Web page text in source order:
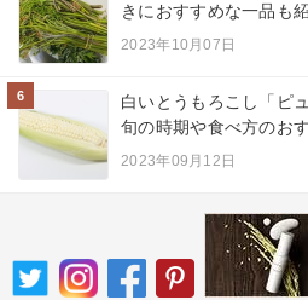
きにおすすめな一品も
2023年10月07日
6
白いとうもろこし「ピ
旬の時期や食べ方のお
2023年09月12日